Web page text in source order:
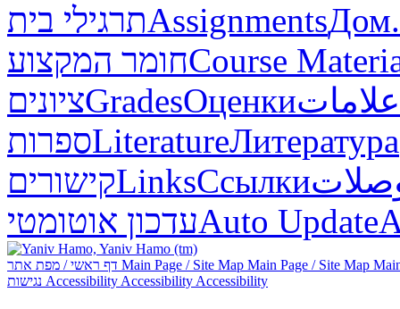
תרגילי ביתAssignmentsДом.
חומר המקצועCourse
ציוניםGradesОценкиعلامات
ספרותLiteratureЛитература
קישוריםLinksСсылки
עדכון אוטומטיAuto Update
Main Page / Site Map Main Page / Site Map
Accessibility Accessibility Accessibility